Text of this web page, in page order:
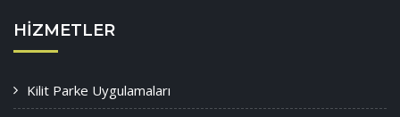
HIZMETLER
Kilit Parke Uygulamaları